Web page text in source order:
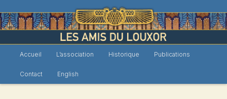
Les Amis du Louxor
Aller
au
Accueil L’association Historique Publications
Contact English